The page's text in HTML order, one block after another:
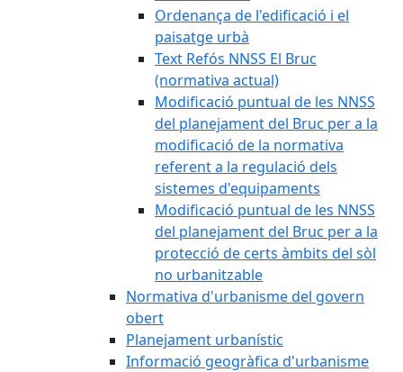
Ordenança de l'edificació i el
paisatge urbà
Text Refós NNSS El Bruc
(normativa actual)
Modificació puntual de les NNSS
del planejament del Bruc per a la
modificació de la normativa
referent a la regulació dels
sistemes d'equipaments
Modificació puntual de les NNSS
del planejament del Bruc per a la
protecció de certs àmbits del sòl
no urbanitzable
Normativa d'urbanisme del govern
obert
Planejament urbanístic
Informació geogràfica d'urbanisme